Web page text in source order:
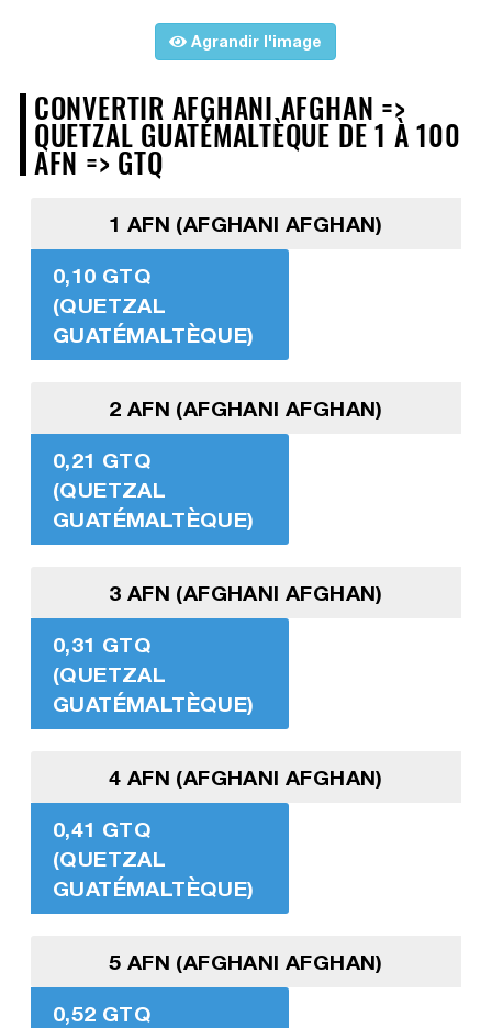
Agrandir l'image
CONVERTIR AFGHANI AFGHAN =>
QUETZAL GUATÉMALTÈQUE DE 1 À 100
AFN => GTQ
1 AFN (AFGHANI AFGHAN)
0,10 GTQ
(QUETZAL
GUATÉMALTÈQUE)
2 AFN (AFGHANI AFGHAN)
0,21 GTQ
(QUETZAL
GUATÉMALTÈQUE)
3 AFN (AFGHANI AFGHAN)
0,31 GTQ
(QUETZAL
GUATÉMALTÈQUE)
4 AFN (AFGHANI AFGHAN)
0,41 GTQ
(QUETZAL
GUATÉMALTÈQUE)
5 AFN (AFGHANI AFGHAN)
0,52 GTQ